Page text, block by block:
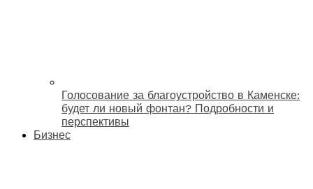
Голосование за благоустройство в Каменске:
будет ли новый фонтан? Подробности и
перспективы
Бизнес